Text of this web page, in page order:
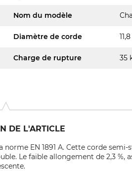
Nom du modèle
Diamètre de corde
Charge de rupture 35
DE L'ARTICLE
EN 1891 A. Cette corde
Le faible allongement de 2,3 %,